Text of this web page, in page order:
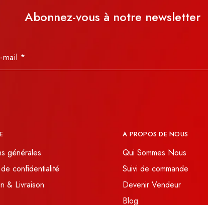
Abonnez-vous à notre newsletter
générales
confidentialité
& Livraison
A PROPOS DE NOUS
Qui Sommes Nous
Suivi de commande
Devenir Vendeur
Blog